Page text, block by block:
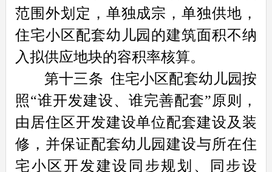
范围外划定，单独成宗，单独供地，
住宅小区配套幼儿园的建筑面积不纳
入拟供应地块的容积率核算。
第十三条 住宅小区配套幼儿园按
照“谁开发建设、谁完善配套”原则，
由居住区开发建设单位配套建设及装
修，并保证配套幼儿园建设与所在住
宅小区开发建设同步规划、同步设